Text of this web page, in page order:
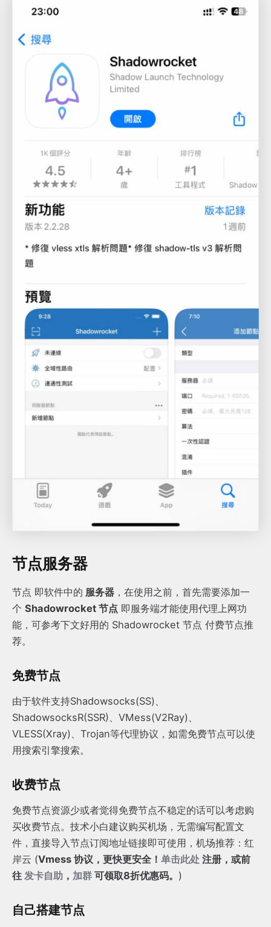
节点服务器
节点 即软件中的 服务器 ，在使用之前，首先需要添加一
个 Shadowrocket 节点 即服务端才能使用代理上网功
能，可参考下文好用的 Shadowrocket 节点 付费节点推
荐。
免费节点
由于软件支持Shadowsocks(SS)、
ShadowsocksR(SSR)、VMess(V2Ray)、
VLESS(Xray)、Trojan等代理协议，如需免费节点可以使
用搜索引擎搜索。
收费节点
免费节点资源少或者觉得免费节点不稳定的话可以考虑购
买收费节点。技术小白建议购买机场，无需编写配置文
件，直接导入节点订阅地址链接即可使用，机场推荐：红
岸云 (Vmess 协议，更快更安全！ 单击此处 注册，或前
往 发卡自助 ， 加群 可领取8折优惠码。 )
自己搭建节点